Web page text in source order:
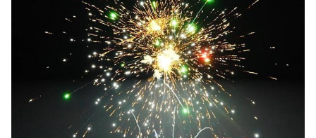
বড় প্রভাব
১০০টা শট